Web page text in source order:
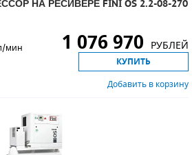
НА РЕСИВЕРЕ FINI OS 2.2-08-270
мин 1 076 970 РУБЛЕЙ
КУПИТЬ
Добавить в корзину